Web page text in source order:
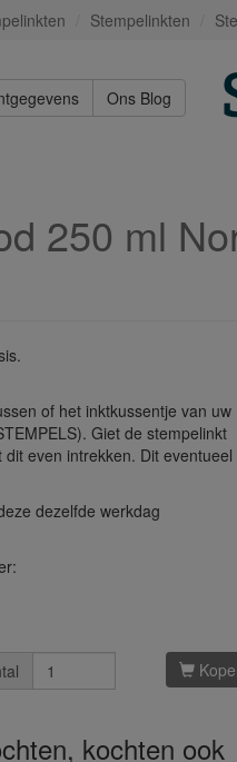
Stempelinkten
Ons Blog
250 ml
of het inktkussentje van uw
Giet de stempelinkt
even intrekken. Dit eventueel
dezelfde werkdag
kochten ook